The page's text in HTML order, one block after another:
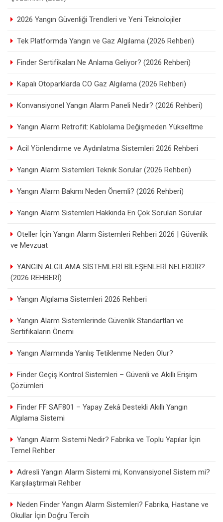
2026 Yangın Güvenliği Trendleri ve Yeni Teknolojiler
Tek Platformda Yangın ve Gaz Algılama (2026 Rehberi)
Finder Sertifikaları Ne Anlama Geliyor? (2026 Rehberi)
Kapalı Otoparklarda CO Gaz Algılama (2026 Rehberi)
Konvansiyonel Yangın Alarm Paneli Nedir? (2026 Rehberi)
Yangın Alarm Retrofit: Kablolama Değişmeden Yükseltme
Acil Yönlendirme ve Aydınlatma Sistemleri 2026 Rehberi
Yangın Alarm Sistemleri Teknik Sorular (2026 Rehberi)
Yangın Alarm Bakımı Neden Önemli? (2026 Rehberi)
Yangın Alarm Sistemleri Hakkında En Çok Sorulan Sorular
Oteller İçin Yangın Alarm Sistemleri Rehberi 2026 | Güvenlik
ve Mevzuat
YANGIN ALGILAMA SİSTEMLERİ BİLEŞENLERİ NELERDİR?
(2026 REHBERİ)
Yangın Algılama Sistemleri 2026 Rehberi
Yangın Alarm Sistemlerinde Güvenlik Standartları ve
Sertifikaların Önemi
Yangın Alarmında Yanlış Tetiklenme Neden Olur?
Finder Geçiş Kontrol Sistemleri – Güvenli ve Akıllı Erişim
Çözümleri
Finder FF SAF801 – Yapay Zekâ Destekli Akıllı Yangın
Algılama Sistemi
Yangın Alarm Sistemi Nedir? Fabrika ve Toplu Yapılar İçin
Temel Rehber
Adresli Yangın Alarm Sistemi mi, Konvansiyonel Sistem mi?
Karşılaştırmalı Rehber
Neden Finder Yangın Alarm Sistemleri? Fabrika, Hastane ve
Okullar İçin Doğru Tercih